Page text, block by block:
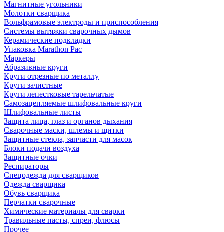
Магнитные угольники
Молотки сварщика
Вольфрамовые электроды и приспособления
Системы вытяжки сварочных дымов
Керамические подкладки
Упаковка Marathon Pac
Маркеры
Абразивные круги
Круги отрезные по металлу
Круги зачистные
Круги лепестковые тарельчатые
Самозацепляемые шлифовальные круги
Шлифовальные листы
Защита лица, глаз и органов дыхания
Сварочные маски, шлемы и щитки
Защитные стекла, запчасти для масок
Блоки подачи воздуха
Защитные очки
Респираторы
Спецодежда для сварщиков
Одежда сварщика
Обувь сварщика
Перчатки сварочные
Химические материалы для сварки
Травильные пасты, спреи, флюсы
Прочее